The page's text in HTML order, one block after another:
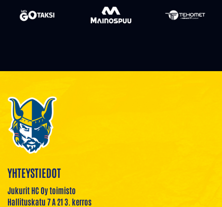
YHTEYSTIEDOT
Jukurit HC Oy toimisto
Hallituskatu 7 A 21 3. kerros